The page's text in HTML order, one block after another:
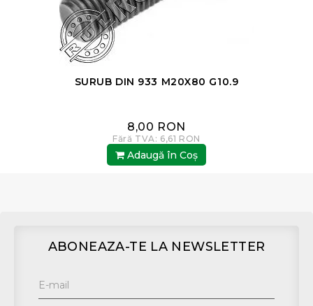
SURUB DIN 933 M20X80 G10.9
8,00 RON
Fără TVA: 6,61 RON
Adaugă în Coş
ABONEAZA-TE LA NEWSLETTER